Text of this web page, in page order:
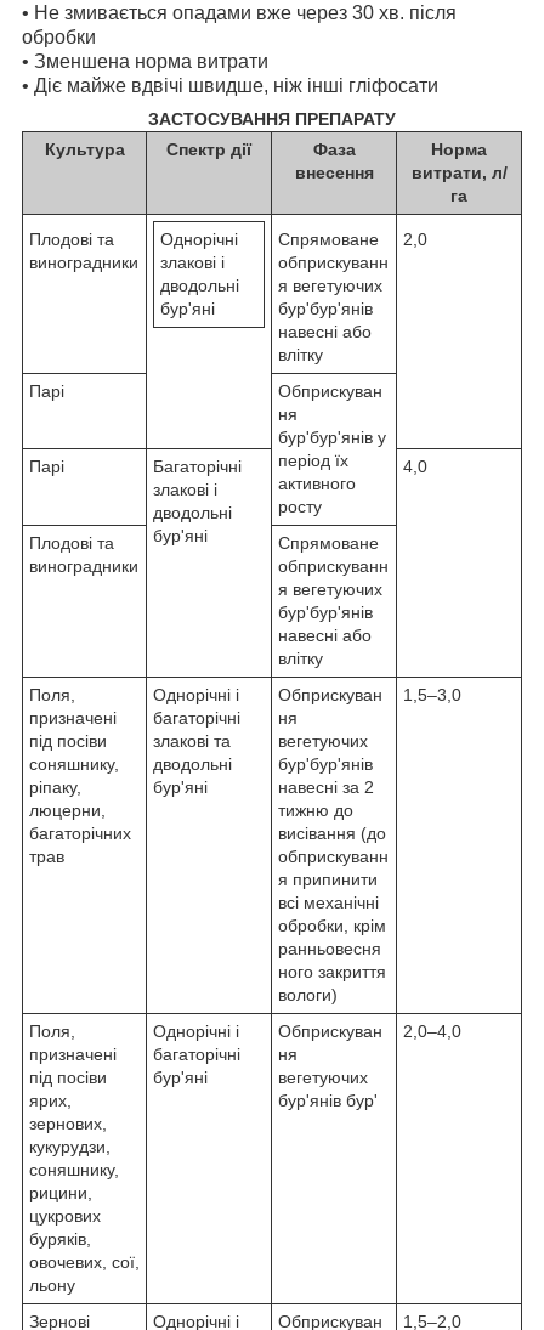
• Не змивається опадами вже через 30 хв. після
обробки
• Зменшена норма витрати
• Діє майже вдвічі швидше, ніж інші гліфосати
ЗАСТОСУВАННЯ ПРЕПАРАТУ
Культура
Спектр дії
Фаза
внесення
Норма
витрати, л/
га
Плодові та
виноградники
Однорічні
злакові і
дводольні
бур'яні
Спрямоване
обприскуванн
я вегетуючих
бур'бур'янів
навесні або
влітку
2,0
Парі
Обприскуван
ня
бур'бур'янів у
період їх
активного
росту
Парі
Багаторічні
злакові і
дводольні
бур'яні
4,0
Плодові та
виноградники
Спрямоване
обприскуванн
я вегетуючих
бур'бур'янів
навесні або
влітку
Поля,
призначені
під посіви
соняшнику,
ріпаку,
люцерни,
багаторічних
трав
Однорічні і
багаторічні
злакові та
дводольні
бур'яні
Обприскуван
ня
вегетуючих
бур'бур'янів
навесні за 2
тижню до
висівання (до
обприскуванн
я припинити
всі механічні
обробки, крім
ранньовесня
ного закриття
вологи)
1,5–3,0
Поля,
призначені
під посіви
ярих,
зернових,
кукурудзи,
соняшнику,
рицини,
цукрових
буряків,
овочевих, сої,
льону
Однорічні і
багаторічні
бур'яні
Обприскуван
ня
вегетуючих
бур'янів бур'
2,0–4,0
Зернові Однорічні і Обприскуван 1,5–2,0